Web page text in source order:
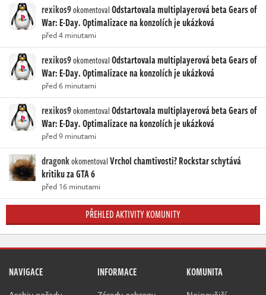
rexikos9okomentovalOdstartovala multiplayerová beta Gears of
War: E-Day. Optimalizace na konzolích je ukázková
před 4 minutami
rexikos9okomentovalOdstartovala multiplayerová beta Gears of
War: E-Day. Optimalizace na konzolích je ukázková
před 6 minutami
rexikos9okomentovalOdstartovala multiplayerová beta Gears of
War: E-Day. Optimalizace na konzolích je ukázková
před 9 minutami
dragonkokomentovalVrchol chamtivosti? Rockstar schytává
kritiku za GTA 6
před 16 minutami
PŘEHLED AKTIVITY KOMUNITY
NAVIGACE INFORMACE KOMUNITA